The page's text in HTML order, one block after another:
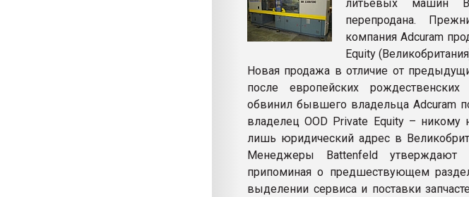
литьевых машин
перепродана.
компания Adcuram
Equity
Новая продажа в отличие от
после европейских
обвинил бывшего владельца Adcuram
владелец OOD Private Equity – никому
лишь юридический адрес в
Менеджеры Battenfeld утверждают
припоминая о предшествующем
выделении сервиса и поставки